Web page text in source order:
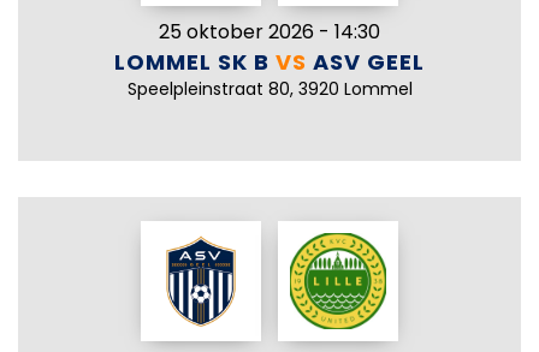
25 oktober 2026 - 14:30
LOMMEL SK B VS ASV GEEL
Speelpleinstraat 80, 3920 Lommel